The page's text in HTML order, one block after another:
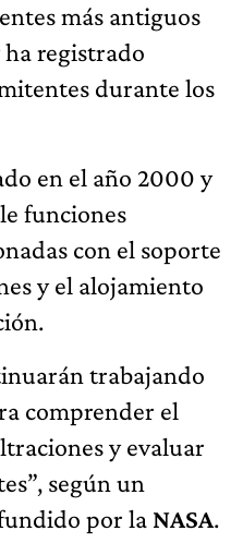
más antiguos
registrado
durante los
en el año 2000 y
funciones
con el soporte
y el alojamiento
trabajando
comprender el
y evaluar
según un
por la NASA.